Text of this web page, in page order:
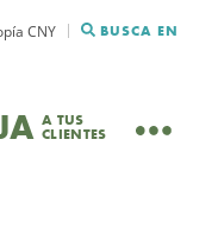
CNY BUSCA EN
A TUS
CLIENTES